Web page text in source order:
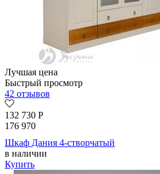
Лучшая цена
Быстрый просмотр
42 отзывов
132 730 Р
176 970
Шкаф Дания 4-створчатый
в наличии
Купить